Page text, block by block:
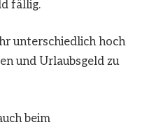
fällig.
unterschiedlich hoch
und Urlaubsgeld zu
beim